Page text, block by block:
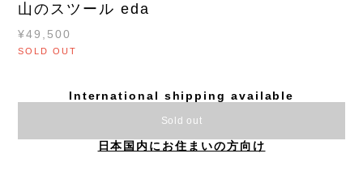
山のスツール eda
¥49,500
SOLD OUT
International shipping available
Sold out
日本国内にお住まいの方向け